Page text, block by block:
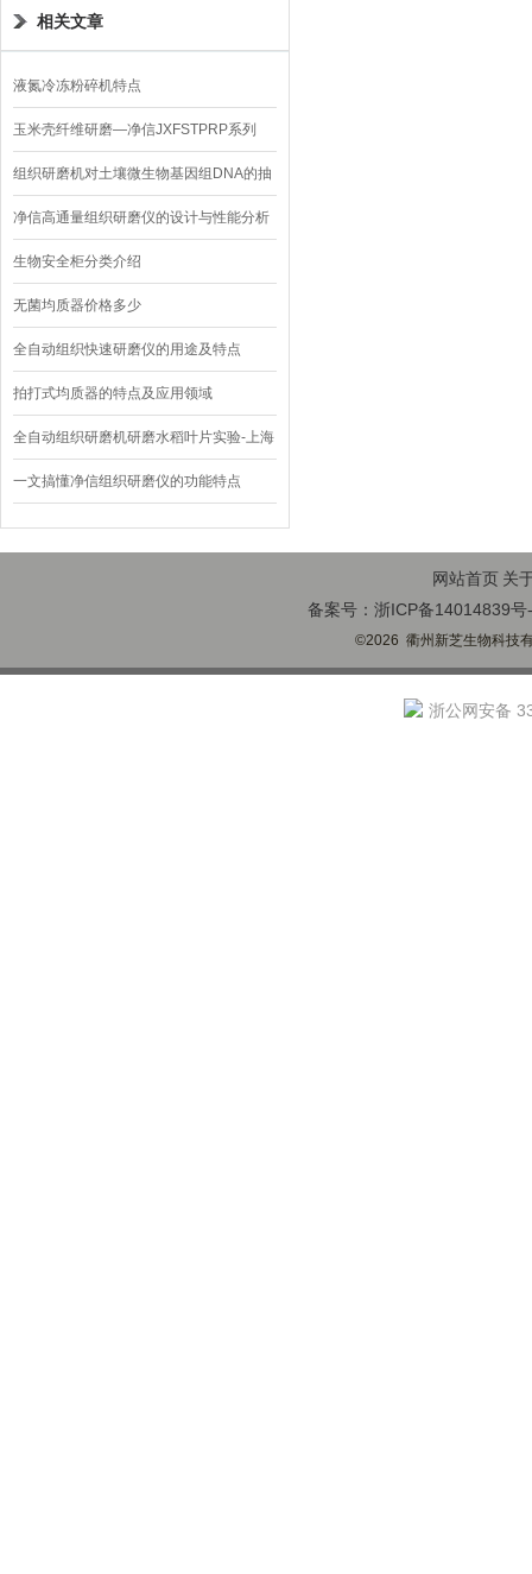
相关文章
液氮冷冻粉碎机特点
玉米壳纤维研磨—净信JXFSTPRP系列
组织研磨机对土壤微生物基因组DNA的抽
提
净信高通量组织研磨仪的设计与性能分析
生物安全柜分类介绍
无菌均质器价格多少
全自动组织快速研磨仪的用途及特点
拍打式均质器的特点及应用领域
全自动组织研磨机研磨水稻叶片实验-上海
净信
一文搞懂净信组织研磨仪的功能特点
网站首页 关
备案号：浙ICP备14014839号
©2026 衢州新芝生物科技
浙公网安备